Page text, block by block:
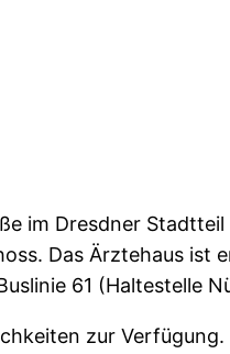
im Dresdner Stadtteil
Das Ärztehaus ist
61 (Haltestelle
zur Verfügung.